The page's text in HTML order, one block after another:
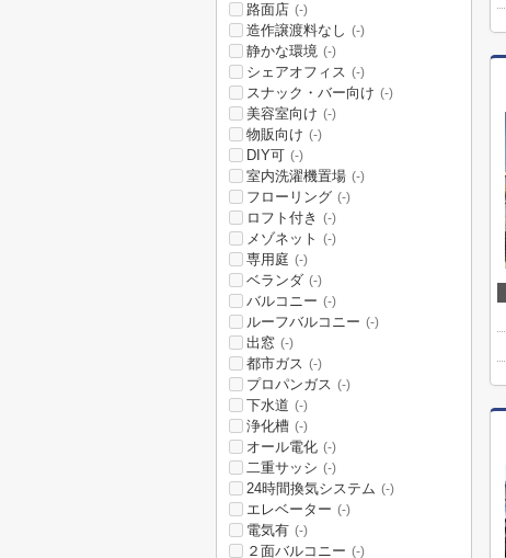
路面店 (-)
造作譲渡料なし (-)
静かな環境 (-)
シェアオフィス (-)
スナック・バー向け (-)
美容室向け (-)
物販向け (-)
DIY可 (-)
室内洗濯機置場 (-)
フローリング (-)
ロフト付き (-)
メゾネット (-)
専用庭 (-)
ベランダ (-)
バルコニー (-)
ルーフバルコニー (-)
出窓 (-)
都市ガス (-)
プロパンガス (-)
下水道 (-)
浄化槽 (-)
オール電化 (-)
二重サッシ (-)
24時間換気システム (-)
エレベーター (-)
電気有 (-)
２面バルコニー (-)